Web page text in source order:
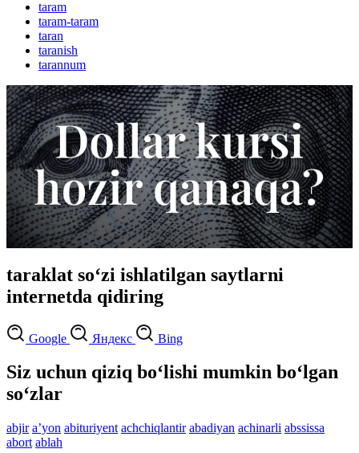
taram
taram-taram
taran
taranish
tarannum
taraklat so‘zi ishlatilgan saytlarni
internetda qidiring
Google Яндекс Bing
Siz uchun qiziq bo‘lishi mumkin bo‘lgan
so‘zlar
abjir aʼyon abituriyent achchiqlantir abadiyan achinarli abssissa
abort ablah